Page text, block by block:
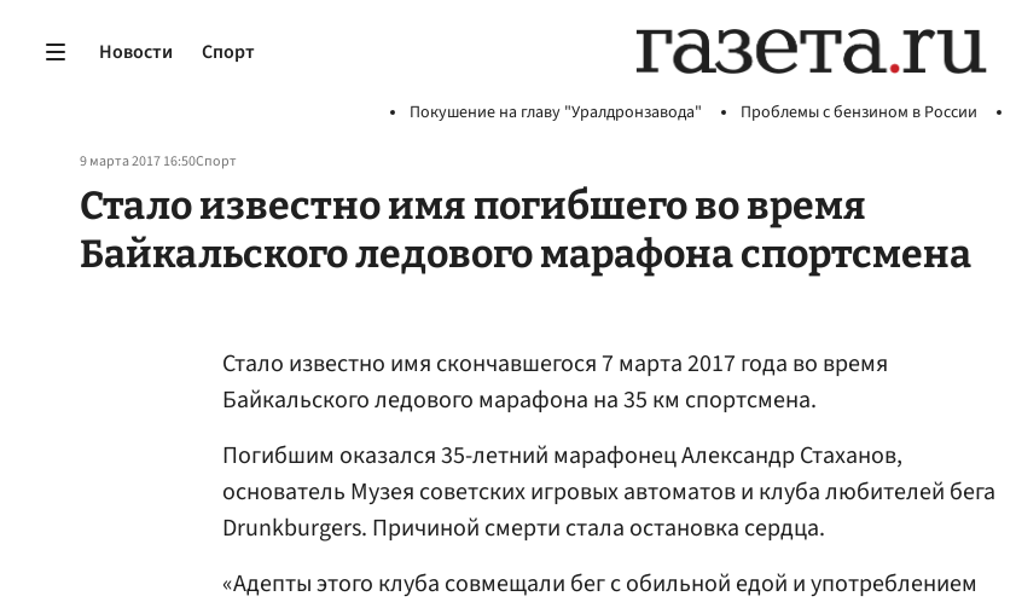
Новости Спорт
Покушение на главу "Уралдронзавода" Проблемы с бензином в России
9 марта 2017 16:50Спорт
Стало известно имя погибшего во время
Байкальского ледового марафона спортсмена
Стало известно имя скончавшегося 7 марта 2017 года во время
Байкальского ледового марафона на 35 км спортсмена.
Погибшим оказался 35-летний марафонец Александр Стаханов,
основатель Музея советских игровых автоматов и клуба любителей бега
Drunkburgers. Причиной смерти стала остановка сердца.
«Адепты этого клуба совмещали бег с обильной едой и употреблением